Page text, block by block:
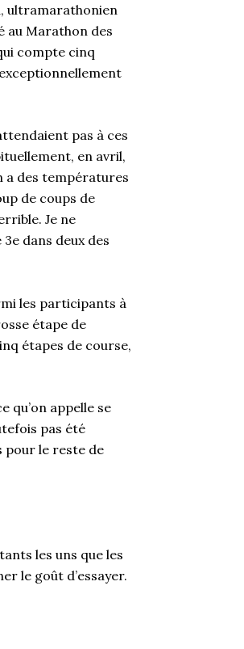
ultramarathonien
au Marathon des
compte cinq
pas à ces
en avril,
a des températures
de coups de
Je ne
dans deux des
les participants à
étape de
étapes de course,
qu’on appelle se
pas été
pour le reste de
les uns que les
le goût d’essayer.